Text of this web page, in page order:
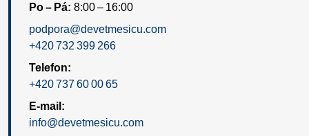
Po – Pá: 8:00 – 16:00
podpora@devetmesicu.com
+420 732 399 266
Telefon:
+420 737 60 00 65
E-mail:
info@devetmesicu.com